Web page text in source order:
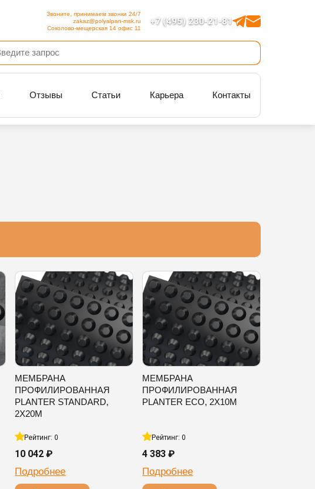
+7 (495) 230-21-81
Звоните, принимаем звонки 24/7
zakaz@polyalpan-msk.ru
Соколово-мещерская 14 офис 11
Отзывы Статьи Карьера Контакты
МЕМБРАНА
ПРОФИЛИРОВАННАЯ
PLANTER STANDARD,
2Х20М
Рейтинг: 0
10 042 ₽
Подробнее
МЕМБРАНА
ПРОФИЛИРОВАННАЯ
PLANTER ECO, 2Х10М
Рейтинг: 0
4 383 ₽
Подробнее